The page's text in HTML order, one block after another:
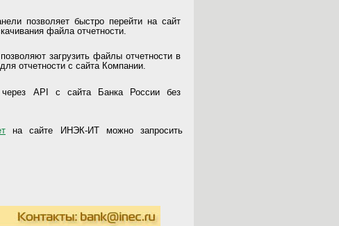
позволяет быстро перейти на сайт
файла отчетности.
загрузить файлы отчетности в
отчетности с сайта Компании.
API с сайта Банка России без
на сайте ИНЭК-ИТ можно запросить